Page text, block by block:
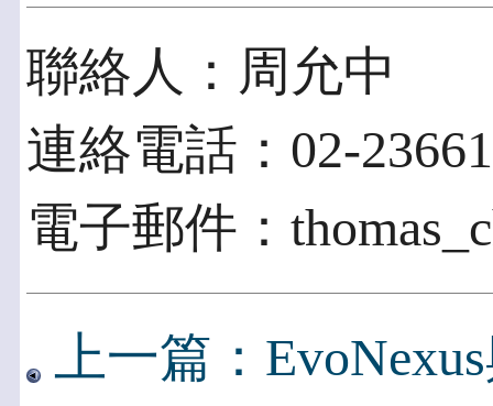
聯絡人：周允中
連絡電話：02-
電子郵件：
上一篇：